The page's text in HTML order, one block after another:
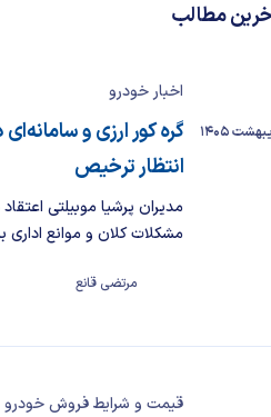
مطالب
اخبار خودرو
انتظار ترخیص
مدیران پرشیا موبیلتی
مشکلات کلان و موانع
مرتضی قانع
قیمت و شرایط فروش خودرو